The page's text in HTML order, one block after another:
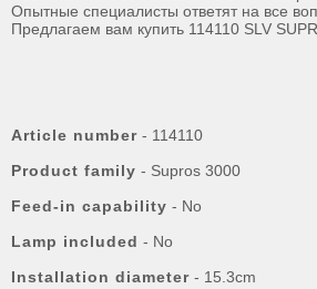
Опытные специалисты ответят на все
Предлагаем вам купить 114110 SLV
Article number - 114110
Product family - Supros 3000
Feed-in capability - No
Lamp included - No
Installation diameter - 15.3cm